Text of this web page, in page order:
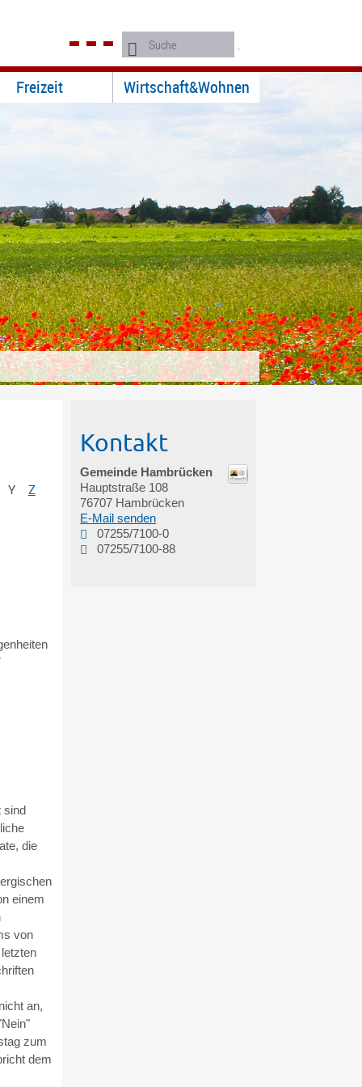
Freizeit Wirtschaft&Wohnen
Y Z
sind
die
einem
von
an,
zum
dem
Kontakt
Gemeinde Hambrücken
Hauptstraße 108
76707 Hambrücken
E-Mail senden
07255/7100-0
07255/7100-88